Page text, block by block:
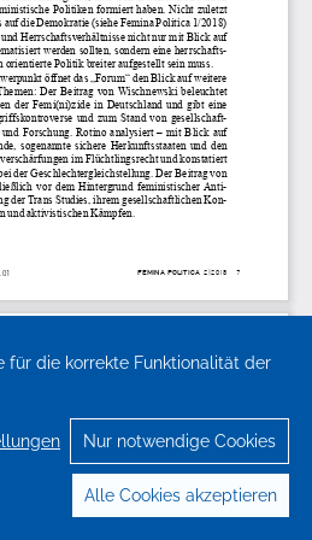
für die korrekte Funktionalität der
Nur notwendige Cookies
Alle Cookies akzeptieren